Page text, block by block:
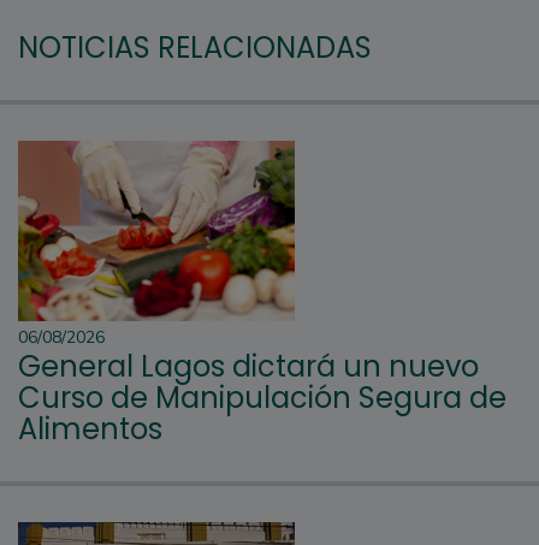
NOTICIAS RELACIONADAS
06/08/2026
General Lagos dictará un nuevo
Curso de Manipulación Segura de
Alimentos